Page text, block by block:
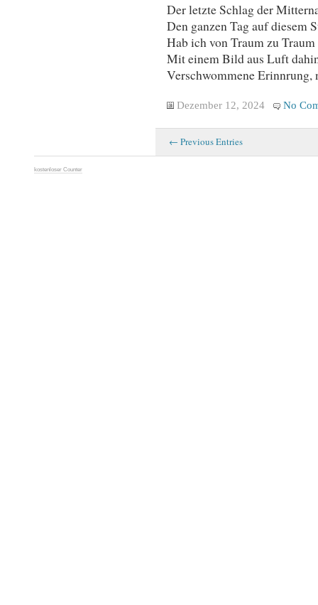
Der letzte Schlag der
Den ganzen Tag auf diesem
Hab ich von Traum zu
Mit einem Bild aus Luft
Verschwommene Erinnrung,
Dezember 12, 2024 No
← Previous Entries
kostenloser Counter